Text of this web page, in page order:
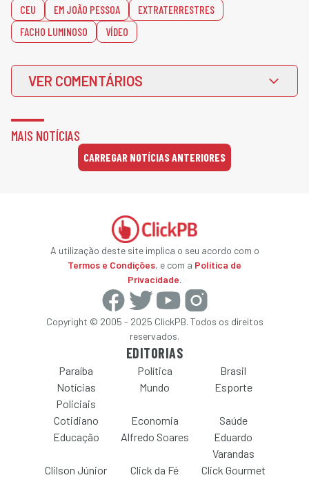
CEU EM JOÃO PESSOA
EXTRATERRESTRES
FACHO LUMINOSO
VÍDEO
VER COMENTÁRIOS
MAIS NOTÍCIAS
CARREGAR NOTÍCIAS ANTERIORES
A utilização deste site implica o seu acordo com o
Termos e Condições, e com a Política de
Privacidade.
Copyright © 2005 - 2025 ClickPB. Todos os direitos
reservados.
EDITORIAS
Paraíba Política
Brasil
Notícias
Policiais
Mundo Esporte
Cotidiano Economia
Saúde
Educação
Alfredo Soares
Eduardo
Varandas
Clilson Júnior
Click da Fé
Click Gourmet